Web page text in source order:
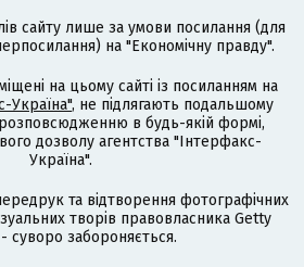
сайту лише за умови посилання (для
на "Економічну правду".
на цьому сайті із посиланням на
Україна", не підлягають подальшому
в будь-якій формі,
дозволу агентства "Інтерфакс-
Україна".
та відтворення фотографічних
творів правовласника Getty
суворо забороняється.